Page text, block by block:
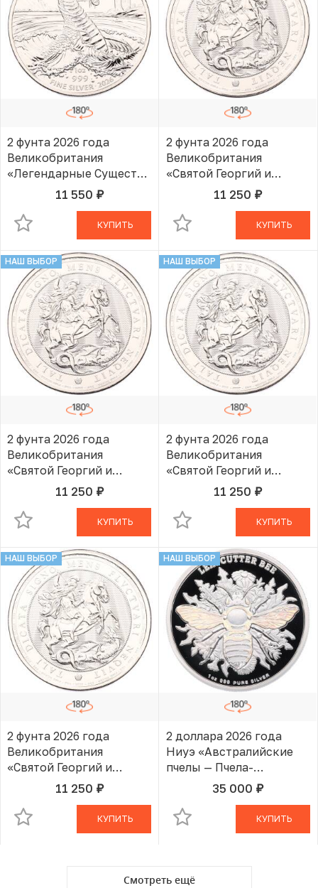
2 фунта 2026 года
Великобритания
«Легендарные Существа
— Лох-Несское
11 550 руб.
В КОРЗИНЕ
КУПИТЬ
2 фунта 2026 года
Великобритания
«Святой Георгий и
Дракон»11 250 руб.
В КОРЗИНЕ
КУПИТЬ
НАШ ВЫБОР
2 фунта 2026 года
Великобритания
«Святой Георгий и
Дракон»11 250 руб.
В КОРЗИНЕ
КУПИТЬ
НАШ ВЫБОР
2 фунта 2026 года
Великобритания
«Святой Георгий и
Дракон»11 250 руб.
В КОРЗИНЕ
КУПИТЬ
НАШ ВЫБОР
2 фунта 2026 года
Великобритания
«Святой Георгий и
Дракон»11 250 руб.
В КОРЗИНЕ
КУПИТЬ
НАШ ВЫБОР
2 доллара 2026 года
Ниуэ «Австралийские
пчелы — Пчела-
листорез»35 000 руб.
В КОРЗИНЕ
КУПИТЬ
Смотреть ещё